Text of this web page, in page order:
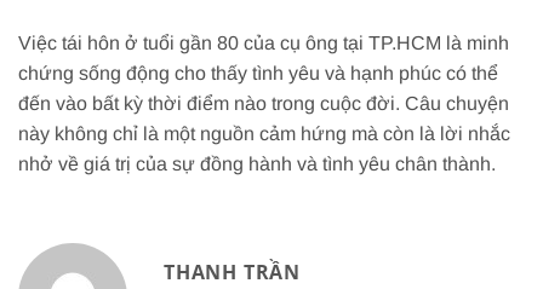
Việc tái hôn ở tuổi gần 80 của cụ ông tại TP.HCM là minh
chứng sống động cho thấy tình yêu và hạnh phúc có thể
đến vào bất kỳ thời điểm nào trong cuộc đời. Câu chuyện
này không chỉ là một nguồn cảm hứng mà còn là lời nhắc
nhở về giá trị của sự đồng hành và tình yêu chân thành.
THANH TRẦN